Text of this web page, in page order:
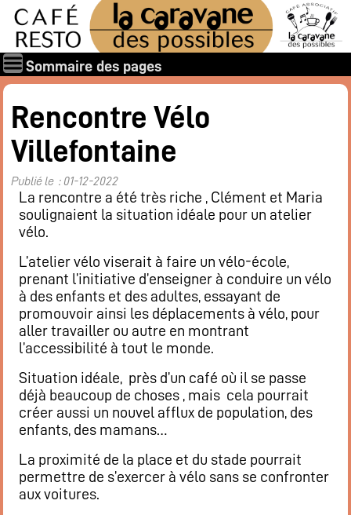
Sommaire des pages
Qui sommes-nous ?
Les associations
Rapports et documents
Les membres
Les valeurs de la Caravane des Possibles
Nos amis
Galerie des photos
Boire et manger
Horaires d’ouverture
Carte : boissons, restaurant
Notre cuisine
Où / Contact
Venez nous voir
Nous écrire
Participez !
S’inscrire
Rencontre Vélo
Villefontaine
Publié le : 01-12-2022
La rencontre a été très riche , Clément et Maria
soulignaient la situation idéale pour un atelier
vélo.
L’atelier vélo viserait à faire un vélo-école,
prenant l’initiative d’enseigner à conduire un vélo
à des enfants et des adultes, essayant de
promouvoir ainsi les déplacements à vélo, pour
aller travailler ou autre en montrant
l’accessibilité à tout le monde.
Situation idéale, près d’un café où il se passe
déjà beaucoup de choses , mais cela pourrait
créer aussi un nouvel afflux de population, des
enfants, des mamans…
La proximité de la place et du stade pourrait
permettre de s’exercer à vélo sans se confronter
aux voitures.